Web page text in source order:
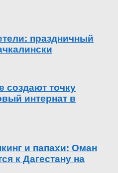
праздничный
создают точку
интернат в
и папахи: Оман
к Дагестану на